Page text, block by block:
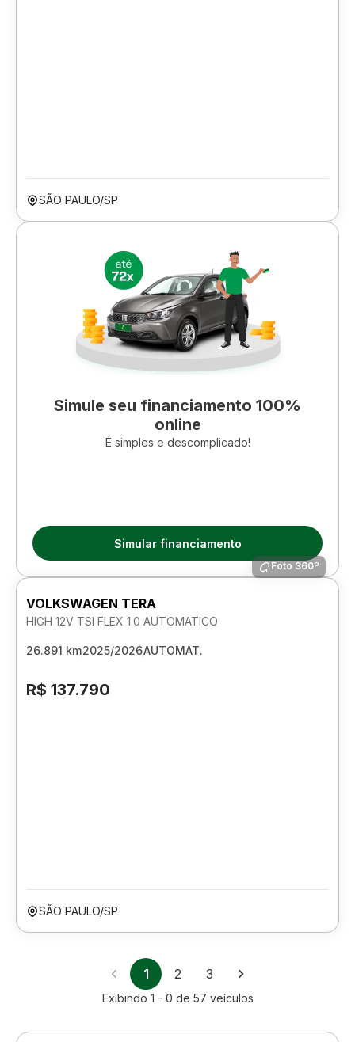
SÃO PAULO/SP
Simule seu financiamento 100%
online
É simples e descomplicado!
Simular financiamento
Foto 360º
VOLKSWAGEN TERA
HIGH 12V TSI FLEX 1.0 AUTOMATICO
26.891 km2025/2026AUTOMAT.
R$ 137.790
SÃO PAULO/SP
1 2 3
Exibindo 1 - 0 de 57 veículos